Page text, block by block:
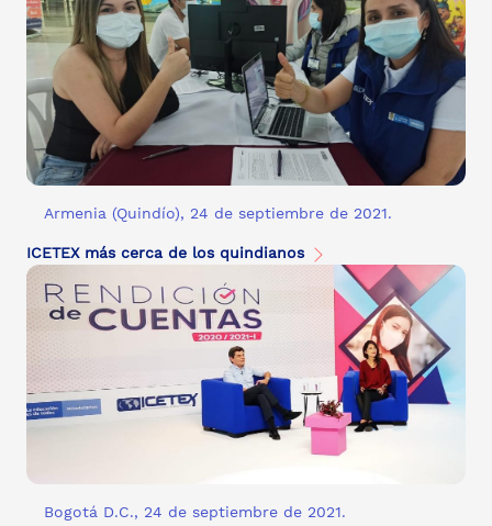
Armenia (Quindío), 24 de septiembre de 2021.
ICETEX más cerca de los quindianos
Bogotá D.C., 24 de septiembre de 2021.